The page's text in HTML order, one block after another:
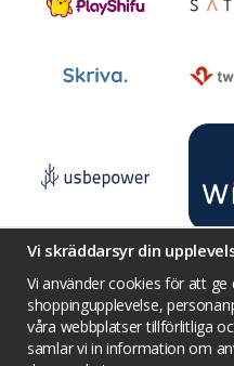
Villkor
Vi skräddarsyr din
Vi använder cookies för att ge
shoppingupplevelse,
våra webbplatser tillförlitliga
samlar vi in information om